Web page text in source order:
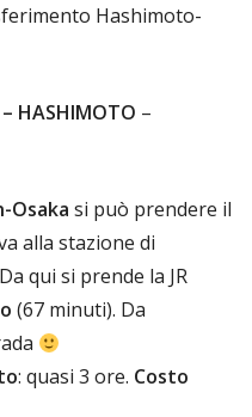
Hashimoto-
HASHIMOTO –
Osaka si può prendere il
alla stazione di
qui si prende la JR
(67 minuti). Da
: quasi 3 ore. Costo